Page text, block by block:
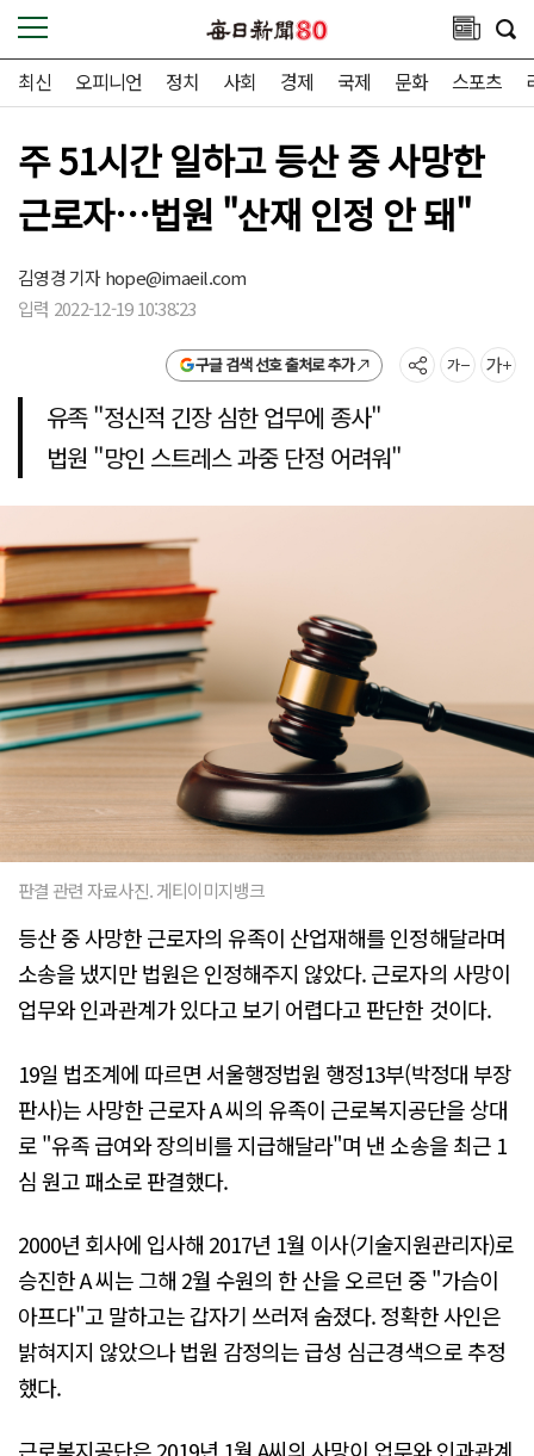
최신 오피니언 정치 사회 경제 국제 문화 스포츠
주 51시간 일하고 등산 중 사망한
근로자…법원 "산재 인정 안 돼"
김영경 기자hope@imaeil.com
입력 2022-12-19 10:38:23
구글 검색 선호 출처로 추가
유족 "정신적 긴장 심한 업무에 종사"
법원 "망인 스트레스 과중 단정 어려워"
판결 관련 자료사진. 게티이미지뱅크
등산 중 사망한 근로자의 유족이 산업재해를 인정해달라며
소송을 냈지만 법원은 인정해주지 않았다. 근로자의 사망이
업무와 인과관계가 있다고 보기 어렵다고 판단한 것이다.
19일 법조계에 따르면 서울행정법원 행정13부(박정대 부장
판사)는 사망한 근로자 A 씨의 유족이 근로복지공단을 상대
로 "유족 급여와 장의비를 지급해달라"며 낸 소송을 최근 1
심 원고 패소로 판결했다.
2000년 회사에 입사해 2017년 1월 이사(기술지원관리자)로
승진한 A 씨는 그해 2월 수원의 한 산을 오르던 중 "가슴이
아프다"고 말하고는 갑자기 쓰러져 숨졌다. 정확한 사인은
밝혀지지 않았으나 법원 감정의는 급성 심근경색으로 추정
했다.